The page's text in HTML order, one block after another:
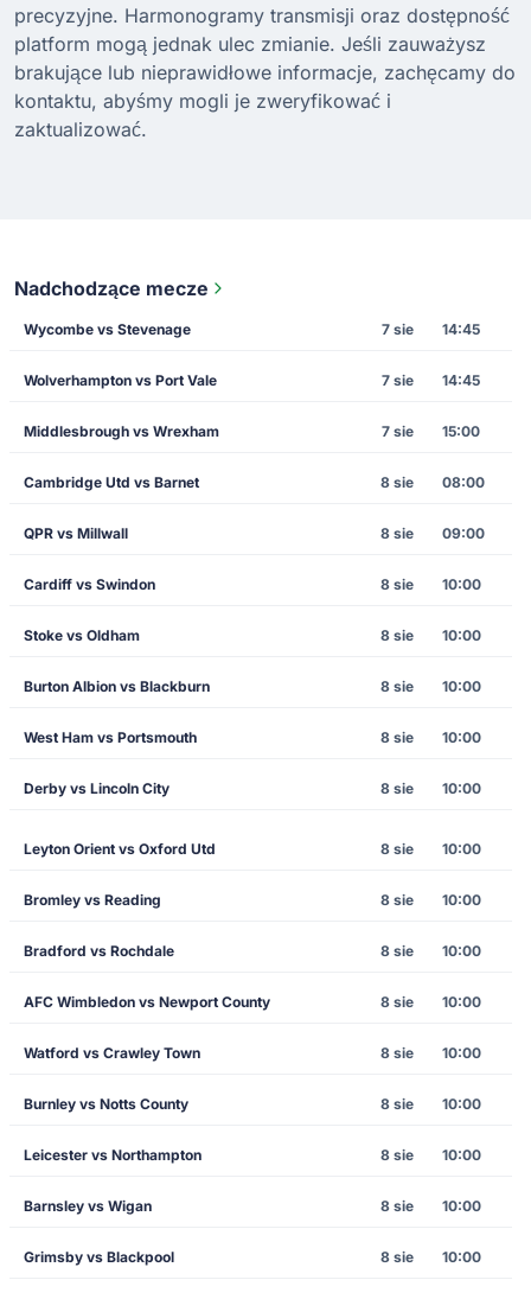
precyzyjne. Harmonogramy transmisji oraz dostępność
platform mogą jednak ulec zmianie. Jeśli zauważysz
brakujące lub nieprawidłowe informacje, zachęcamy do
kontaktu, abyśmy mogli je zweryfikować i
zaktualizować.
Nadchodzące mecze
Wycombe vs Stevenage 7 sie 14:45
Wolverhampton vs Port Vale 7 sie 14:45
Middlesbrough vs Wrexham 7 sie 15:00
Cambridge Utd vs Barnet 8 sie 08:00
QPR vs Millwall 8 sie 09:00
Cardiff vs Swindon 8 sie 10:00
Stoke vs Oldham 8 sie 10:00
Burton Albion vs Blackburn 8 sie 10:00
West Ham vs Portsmouth 8 sie 10:00
Derby vs Lincoln City 8 sie 10:00
Leyton Orient vs Oxford Utd 8 sie 10:00
Bromley vs Reading 8 sie 10:00
Bradford vs Rochdale 8 sie 10:00
AFC Wimbledon vs Newport County 8 sie 10:00
Watford vs Crawley Town 8 sie 10:00
Burnley vs Notts County 8 sie 10:00
Leicester vs Northampton 8 sie 10:00
Barnsley vs Wigan 8 sie 10:00
Grimsby vs Blackpool 8 sie 10:00